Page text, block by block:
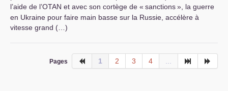
l’aide de l’OTAN et avec son cortège de « sanctions», la guerre
en Ukraine pour faire main basse sur la Russie, accélère à
vitesse grand (…)
Pages 1 2 3 4